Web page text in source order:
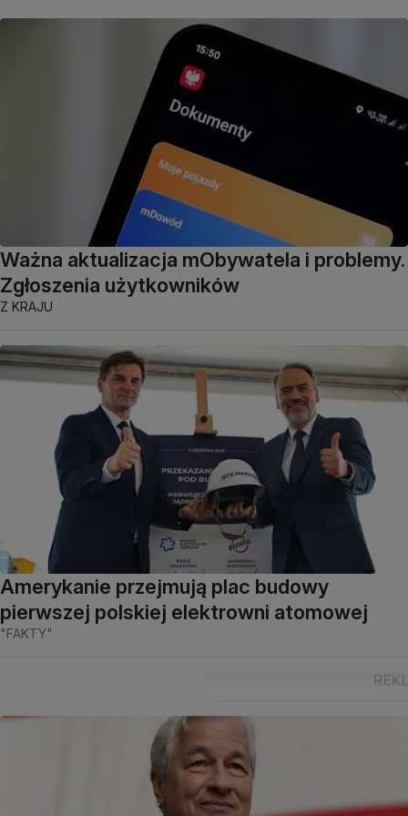
Ważna aktualizacja mObywatela i problemy.
Zgłoszenia użytkowników
Z KRAJU
Amerykanie przejmują plac budowy
pierwszej polskiej elektrowni atomowej
"FAKTY"